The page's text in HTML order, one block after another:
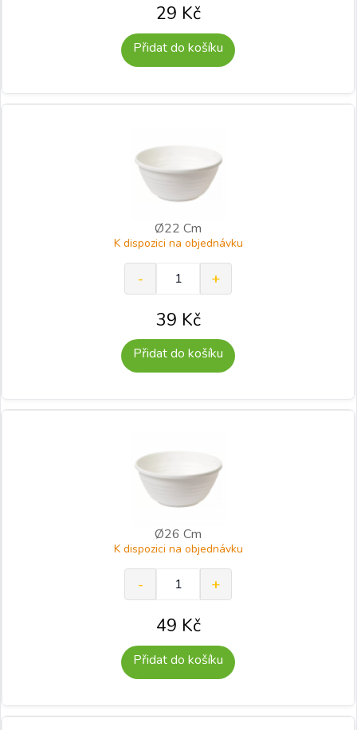
29 Kč
Přidat do košíku
Ø22 Cm
K dispozici na objednávku
39 Kč
Přidat do košíku
Ø26 Cm
K dispozici na objednávku
49 Kč
Přidat do košíku